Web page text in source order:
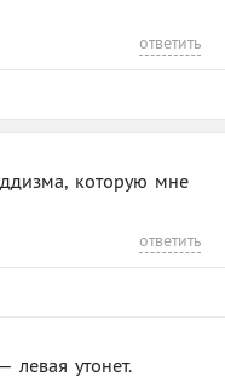
ответить
которую мне
ответить
левая утонет.